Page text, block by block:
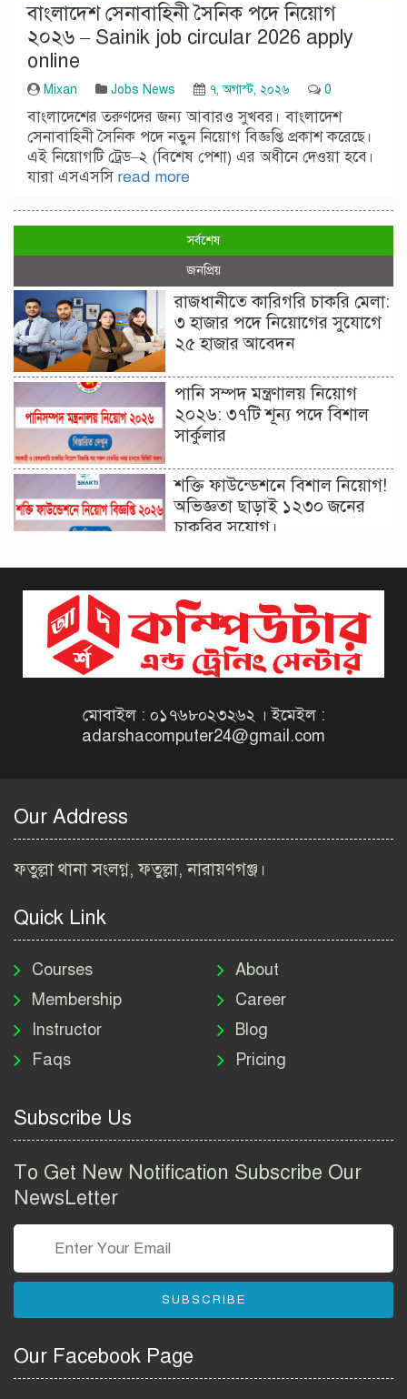
বাংলাদেশ সেনাবাহিনী সৈনিক পদে নিয়োগ
২০২৬ – Sainik job circular 2026 apply
online
Mixan Jobs News ৭, অগাস্ট, ২০২৬ 0
বাংলাদেশের তরুণদের জন্য আবারও সুখবর। বাংলাদেশ
সেনাবাহিনী সৈনিক পদে নতুন নিয়োগ বিজ্ঞপ্তি প্রকাশ করেছে।
এই নিয়োগটি ট্রেড–২ (বিশেষ পেশা) এর অধীনে দেওয়া হবে।
যারা এসএসসি read more
সর্বশেষ
জনপ্রিয়
রাজধানীতে কারিগরি চাকরি মেলা:
৩ হাজার পদে নিয়োগের সুযোগে
২৫ হাজার আবেদন
পানি সম্পদ মন্ত্রণালয় নিয়োগ
২০২৬: ৩৭টি শূন্য পদে বিশাল
সার্কুলার
শক্তি ফাউন্ডেশনে বিশাল নিয়োগ!
অভিজ্ঞতা ছাড়াই ১২৩০ জনের
চাকরির সুযোগ।
বিজ্ঞপ্তি ২০২৬ | Taxes Zone
Dinajpur Job Circular 2026
বেসরকারি সংস্থা সেতু (SETU)
Job Circular 2026
২০২৬ | BIWTA Job Circular
নিয়োগ বিজ্ঞপ্তি ২০২৬ | DNC
Job Circular 2026
পাসপোর্ট করতে কি কি লাগে
২০২৬ | ই-পাসপোর্ট আবেদন ও
Group Job Circular 2026
তথ্য অধিদপ্তর নিয়োগ বিজ্ঞপ্তি
বাংলাদেশ পুলিশ এএসআই
Bangladesh Police ASI Job
Circular 2026
মোবাইল : ০১৭৬৮০২৩২৬২ । ইমেইল :
adarshacomputer24@gmail.com
Our Address
ফতুল্লা থানা সংলগ্ন, ফতুল্লা, নারায়ণগঞ্জ।
Quick Link
Courses
Membership
Instructor
Faqs
About
Career
Blog
Pricing
Subscribe Us
To Get New Notification Subscribe Our
NewsLetter
SUBSCRIBE
Our Facebook Page